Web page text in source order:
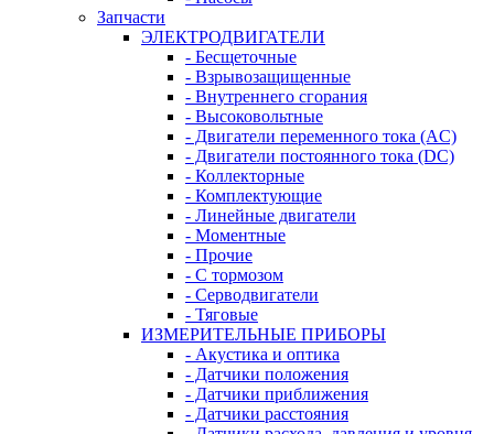
Запчасти
ЭЛЕКТРОДВИГАТЕЛИ
- Бесщеточные
- Взрывозащищенные
- Внутреннего сгорания
- Высоковольтные
- Двигатели переменного тока (AC)
- Двигатели постоянного тока (DC)
- Коллекторные
- Комплектующие
- Линейные двигатели
- Моментные
- Прочие
- С тормозом
- Серводвигатели
- Тяговые
ИЗМЕРИТЕЛЬНЫЕ ПРИБОРЫ
- Акустика и оптика
- Датчики положения
- Датчики приближения
- Датчики расстояния